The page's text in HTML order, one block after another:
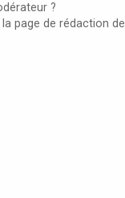
?
page de rédaction de